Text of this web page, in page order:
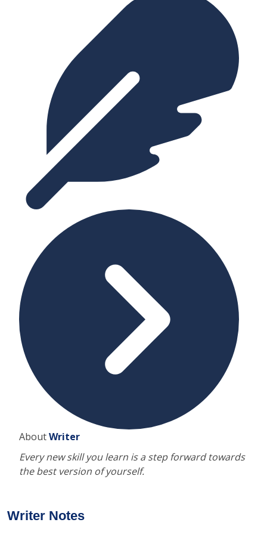
AboutWriter
Every new skill you learn is a step forward towards
the best version of yourself.
Writer Notes